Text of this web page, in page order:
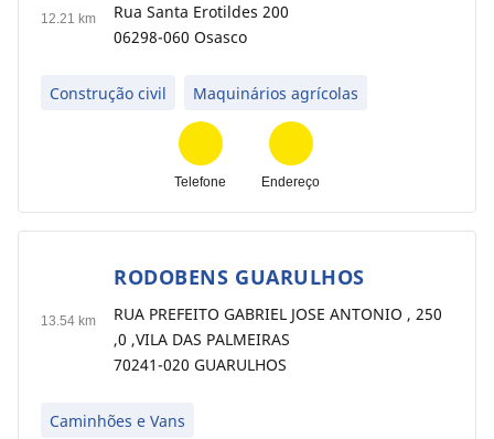
12.21 km
Rua Santa Erotildes 200
06298-060 Osasco
Construção civil Maquinários agrícolas
Telefone Endereço
13.54 km
RODOBENS GUARULHOS
RUA PREFEITO GABRIEL JOSE ANTONIO , 250
,0 ,VILA DAS PALMEIRAS
70241-020 GUARULHOS
Caminhões e Vans